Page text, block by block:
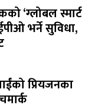
‘ग्लोबल स्मार्ट
भर्ने सुविधा,
प्रियजनका